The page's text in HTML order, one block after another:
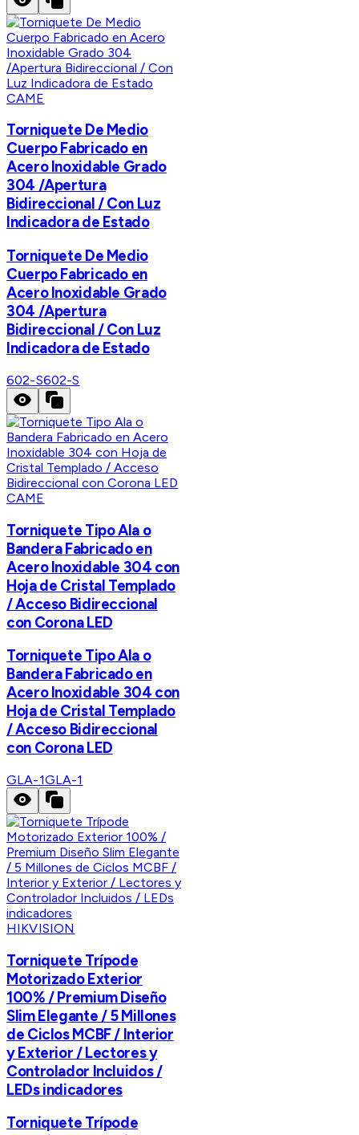
CAME
Torniquete De Medio
Cuerpo Fabricado en
Acero Inoxidable Grado
304 /Apertura
Bidireccional / Con Luz
Indicadora de Estado
Torniquete De Medio
Cuerpo Fabricado en
Acero Inoxidable Grado
304 /Apertura
Bidireccional / Con Luz
Indicadora de Estado
602-S602-S
CAME
Torniquete Tipo Ala o
Bandera Fabricado en
Acero Inoxidable 304 con
Hoja de Cristal Templado
/ Acceso Bidireccional
con Corona LED
Torniquete Tipo Ala o
Bandera Fabricado en
Acero Inoxidable 304 con
Hoja de Cristal Templado
/ Acceso Bidireccional
con Corona LED
GLA-1GLA-1
HIKVISION
Torniquete Trípode
Motorizado Exterior
100% / Premium Diseño
Slim Elegante / 5 Millones
de Ciclos MCBF / Interior
y Exterior / Lectores y
Controlador Incluidos /
LEDs indicadores
Torniquete Trípode